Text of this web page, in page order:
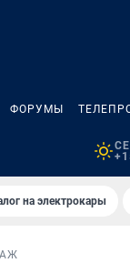
ФОРУМЫ
на электрокары